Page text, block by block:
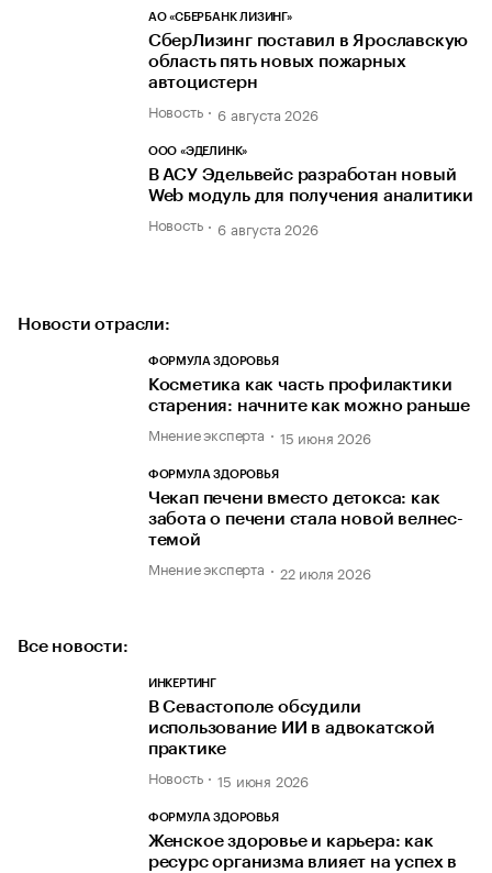
АО «СБЕРБАНК ЛИЗИНГ»
СберЛизинг поставил в Ярославскую
область пять новых пожарных
автоцистерн
Новость 6 августа 2026
ООО «ЭДЕЛИНК»
В АСУ Эдельвейс разработан новый
Web модуль для получения аналитики
Новость 6 августа 2026
Новости отрасли:
ФОРМУЛА ЗДОРОВЬЯ
Косметика как часть профилактики
старения: начните как можно раньше
Мнение эксперта 15 июня 2026
ФОРМУЛА ЗДОРОВЬЯ
Чекап печени вместо детокса: как
забота о печени стала новой велнес-
темой
Мнение эксперта 22 июля 2026
Все новости:
ИНКЕРТИНГ
В Севастополе обсудили
использование ИИ в адвокатской
практике
Новость 15 июня 2026
ФОРМУЛА ЗДОРОВЬЯ
Женское здоровье и карьера: как
ресурс организма влияет на успех в